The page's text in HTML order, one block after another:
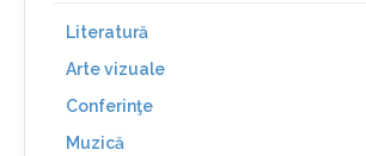
Literatură
Arte vizuale
Conferinţe
Muzică